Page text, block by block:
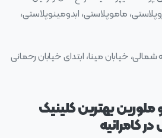
ماموپلاستی، ابدومینوپلاستی،
شمالی، خیابان مینا، ابتدای خیابان رحمانی
بهترین کلینیک
کامرانیه